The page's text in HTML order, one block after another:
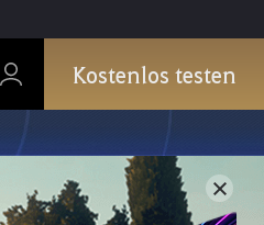
Kostenlos testen